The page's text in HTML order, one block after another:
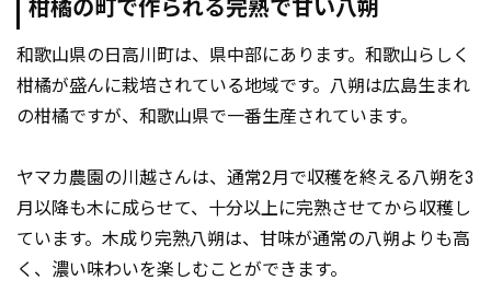
柑橘の町で作られる完熟で甘い八朔
和歌山県の日高川町は、県中部にあります。和歌山らしく
柑橘が盛んに栽培されている地域です。八朔は広島生まれ
の柑橘ですが、和歌山県で一番生産されています。
ヤマカ農園の川越さんは、通常2月で収穫を終える八朔を3
月以降も木に成らせて、十分以上に完熟させてから収穫し
ています。木成り完熟八朔は、甘味が通常の八朔よりも高
く、濃い味わいを楽しむことができます。